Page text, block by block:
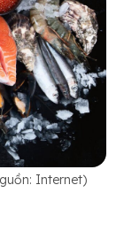
Internet)